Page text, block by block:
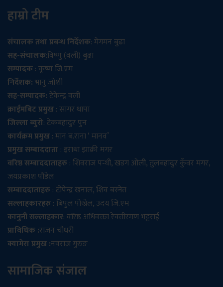
हाम्रो टीम
संचालक तथा प्रबन्ध निर्देशक: मेगमन बुढा
सह-संचालक:विष्णु (वली) बुढा
सम्पादक: कृष्ण जि.एम
निर्देशक:भानु जोशी
सह-सम्पादक:टेकेन्द्र वली
क्राईमबिट प्रमुख: सागर थापा
जिल्ला ब्युरो: टेकबहादुर पुन
कार्यक्रम प्रमुख: मान ब.राना ‘ मानव’
प्रमुख सम्बाददाता: इराधा झाक्री मगर
वरिष्ठ सम्बाददाताहरु: शिवराज पन्थी, खडग ओली, तुलबहादुर कुँवर मगर,
जयप्रकाश पौडेल
सम्बाददाताहरु: टोपेन्द्र खनाल, शिव बस्नेत
सल्लाहकारहरु: बिपुल पोख्रेल, उदय जि.एम
कानुनी सल्लाहकार: वरिष्ठ अधिवक्ता रेवतीरमण भट्टराई
प्राविधिक :राजन चौधरी
क्यामेरा प्रमुख :नवराज गुरुङ
सामाजिक संजाल